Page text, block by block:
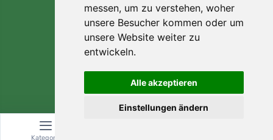
messen, um zu verstehen, woher
unsere Besucher kommen oder um
unsere Website weiter zu
entwickeln.
Alle akzeptieren
Einstellungen ändern
Kategorie